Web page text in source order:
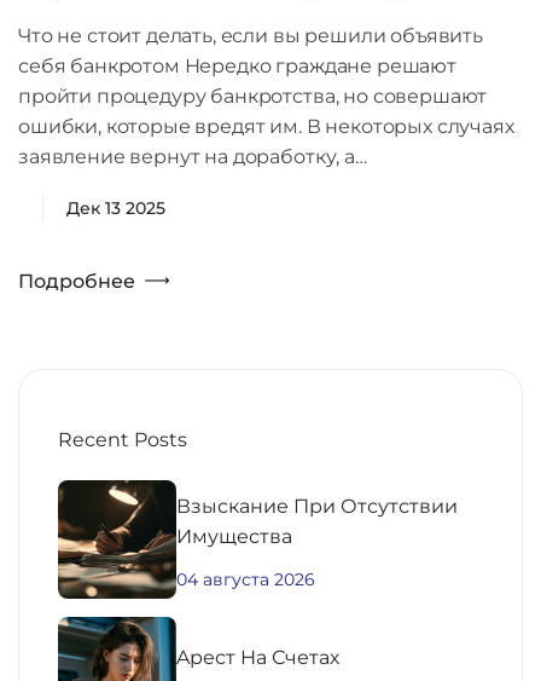
Что не стоит делать, если вы решили объявить
себя банкротом Нередко граждане решают
пройти процедуру банкротства, но совершают
ошибки, которые вредят им. В некоторых случаях
заявление вернут на доработку, а…
Дек 13 2025
Подробнее
Recent Posts
Взыскание При Отсутствии
Имущества
04 августа 2026
Aрест На Счетах